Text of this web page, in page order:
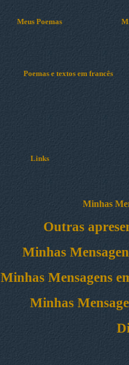
Meus Poemas
Poemas e textos em francês
Links
Minhas
Outras
Minhas
Minhas Mensagens
Minhas